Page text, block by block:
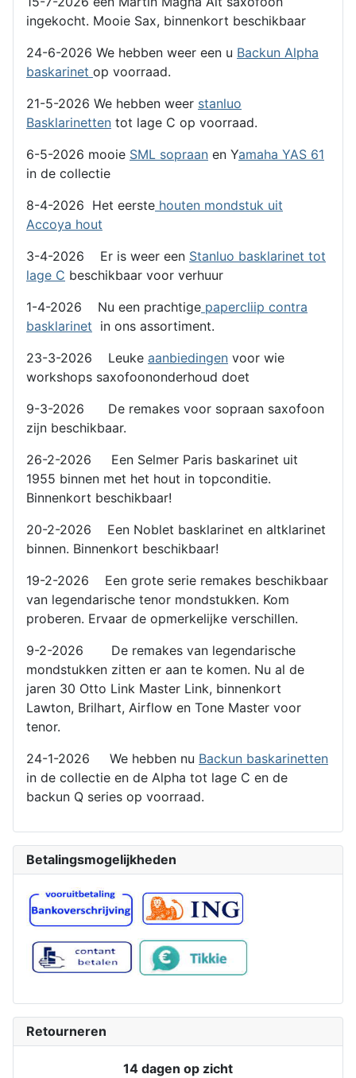
ingekocht. Mooie Sax, binnenkort beschikbaar
24-6-2026 We hebben weer een u Backun Alpha
baskarinet op voorraad.
21-5-2026 We hebben weer stanluo
Basklarinetten tot lage C op voorraad.
6-5-2026 mooie SML sopraan en Yamaha YAS 61
in de collectie
8-4-2026 Het eerste houten mondstuk uit
Accoya hout
3-4-2026 Er is weer een Stanluo basklarinet tot
lage C beschikbaar voor verhuur
1-4-2026 Nu een prachtige papercliip contra
basklarinet in ons assortiment.
23-3-2026 Leuke aanbiedingen voor wie
workshops saxofoononderhoud doet
9-3-2026 De remakes voor sopraan saxofoon
zijn beschikbaar.
26-2-2026 Een Selmer Paris baskarinet uit
1955 binnen met het hout in topconditie.
Binnenkort beschikbaar!
20-2-2026 Een Noblet basklarinet en altklarinet
binnen. Binnenkort beschikbaar!
19-2-2026 Een grote serie remakes beschikbaar
van legendarische tenor mondstukken. Kom
proberen. Ervaar de opmerkelijke verschillen.
9-2-2026 De remakes van legendarische
mondstukken zitten er aan te komen. Nu al de
jaren 30 Otto Link Master Link, binnenkort
Lawton, Brilhart, Airflow en Tone Master voor
tenor.
24-1-2026 We hebben nu Backun baskarinetten
in de collectie en de Alpha tot lage C en de
backun Q series op voorraad.
Betalingsmogelijkheden
Retourneren
14 dagen op zicht